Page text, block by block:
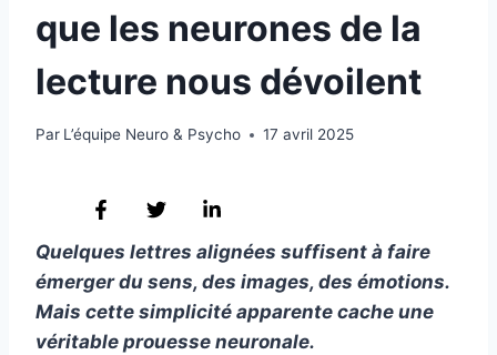
que les neurones de la
lecture nous dévoilent
Par L’équipe Neuro & Psycho 17 avril 2025
Quelques lettres alignées suffisent à faire
émerger du sens, des images, des émotions.
Mais cette simplicité apparente cache une
véritable prouesse neuronale.